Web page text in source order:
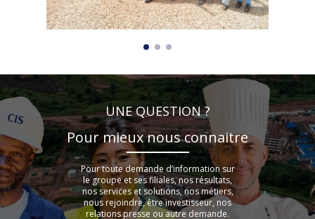
UNE QUESTION ?
Pour mieux nous connaitre
Pour toute demande d’information sur
le groupe et ses filiales, nos résultats,
nos services et solutions, nos métiers,
nous rejoindre, être investisseur, nos
relations presse ou autre demande.